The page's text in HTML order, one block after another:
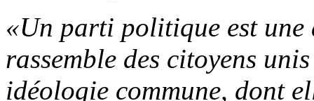
«Un parti politique est
rassemble des citoyens
idéologie commune, dont